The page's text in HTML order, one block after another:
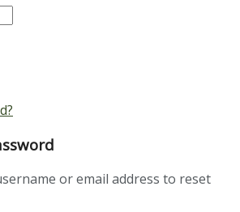
or email address to reset